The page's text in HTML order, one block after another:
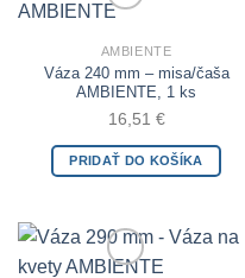
Add to Wishlist
AMBIENTE
Váza 240 mm – misa/čaša
AMBIENTE, 1 ks
16,51 €
PRIDAŤ DO KOŠÍKA